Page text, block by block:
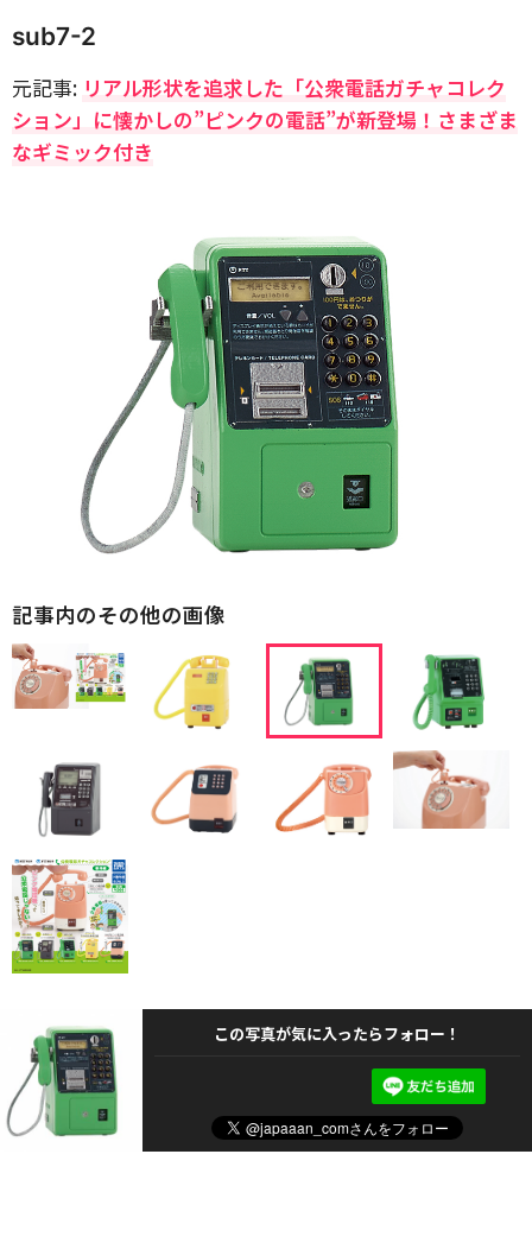
sub7-2
元記事: リアル形状を追求した「公衆電話ガチャコレク
ション」に懐かしの”ピンクの電話”が新登場！さまざま
なギミック付き
記事内のその他の画像
この写真が気に入ったらフォロー！